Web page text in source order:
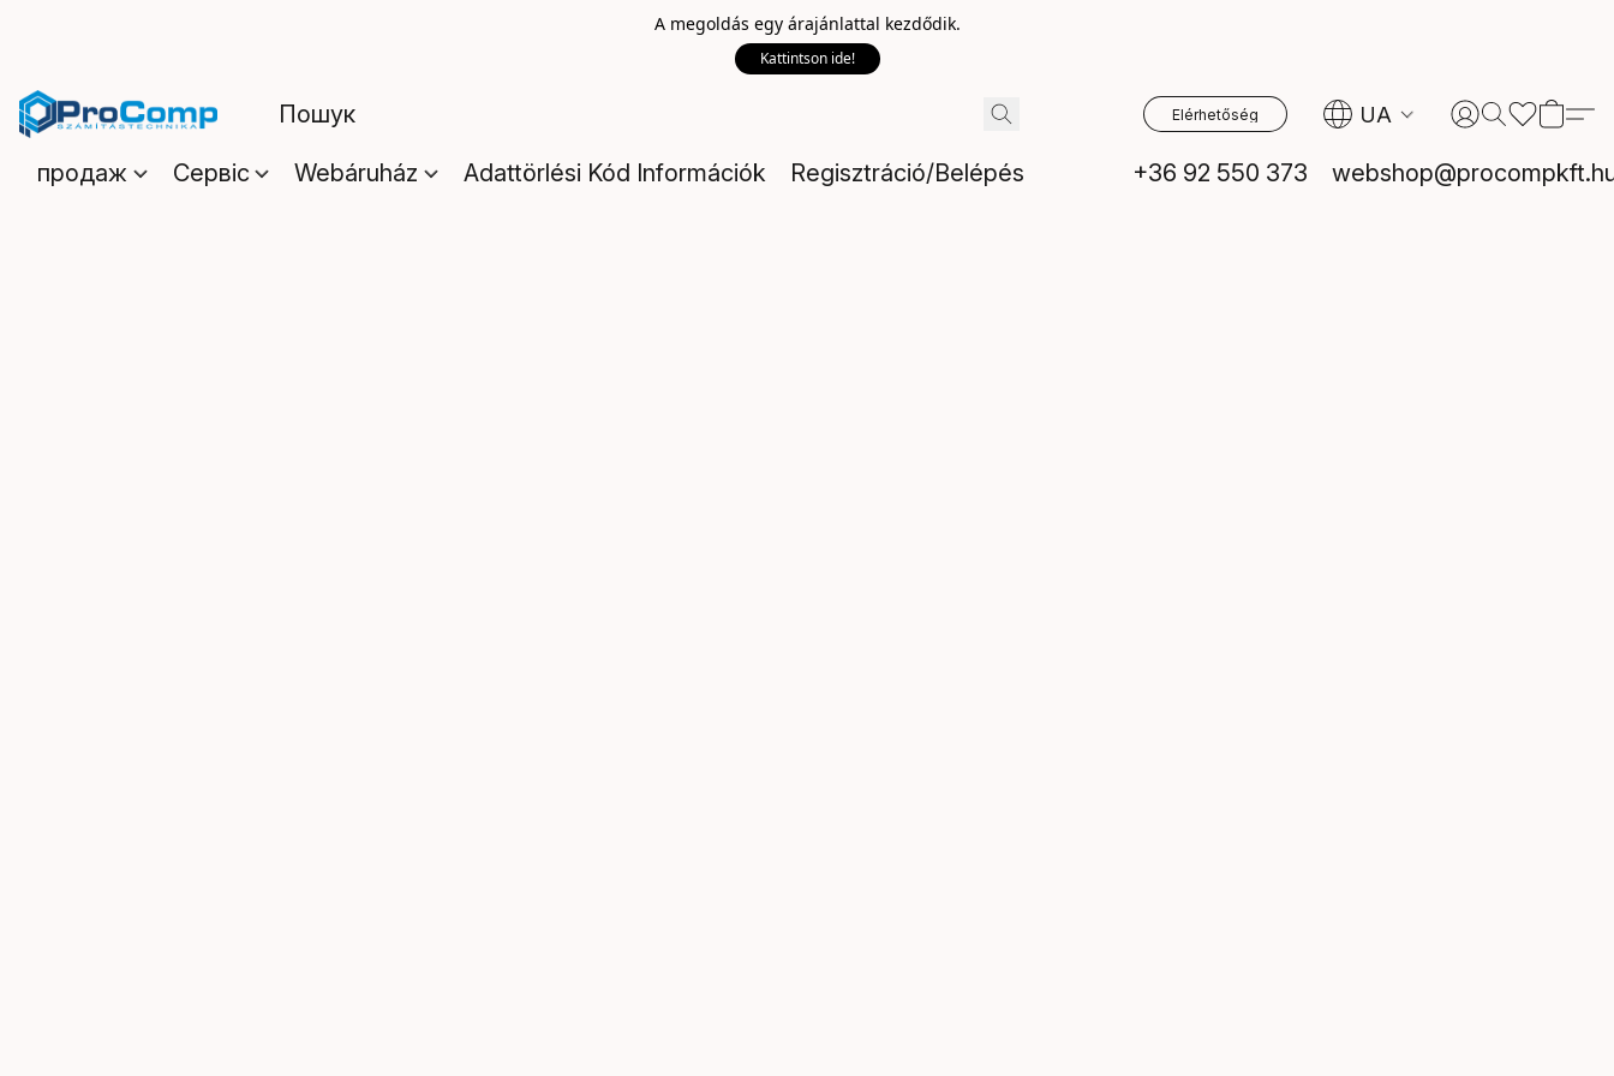
A megoldás egy árajánlattal kezdődik.
Kattintson ide!
Elérhetőség UA
продаж Сервіс Webáruház Adattörlési Kód Információk Regisztráció/Belépés +36 92 550 373